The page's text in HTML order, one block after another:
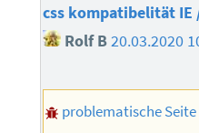
css kompatibelität IE
Rolf B20.03.2020
problematische Seite